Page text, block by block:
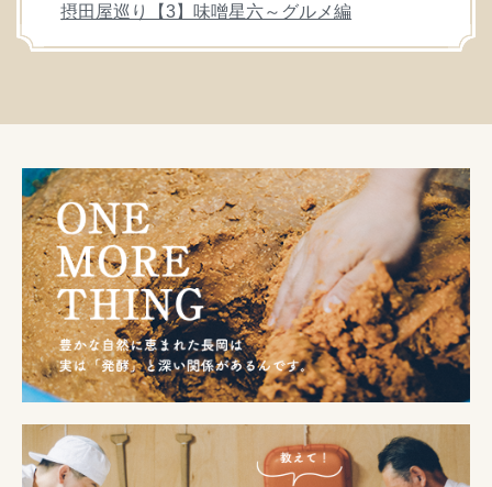
摂田屋巡り【3】味噌星六～グルメ編